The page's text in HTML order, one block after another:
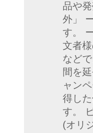
品や
外」
す。
文者
など
間を
ャン
得し
す。
(オリ